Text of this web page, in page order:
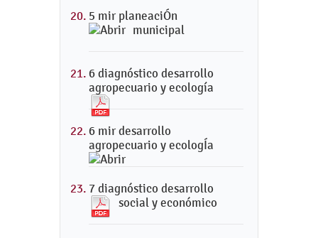
5 mir planeaciÓn
municipal
6 diagnóstico desarrollo
agropecuario y ecología
6 mir desarrollo
agropecuario y ecologÍa
7 diagnóstico desarrollo
social y económico